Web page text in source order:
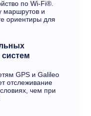
по Wi-Fi®.
маршрутов и
ориентиры для
GPS и Galileo
отслеживание
чем при